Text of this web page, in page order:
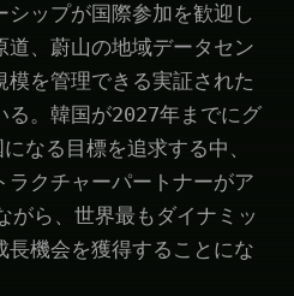
シップが国際参加を歓迎し
道、蔚山の地域データセン
模を管理できる実証された
る。韓国が2027年までにグ
なる目標を追求する中、
クチャーパートナーがア
がら、世界最もダイナミッ
長機会を獲得することにな